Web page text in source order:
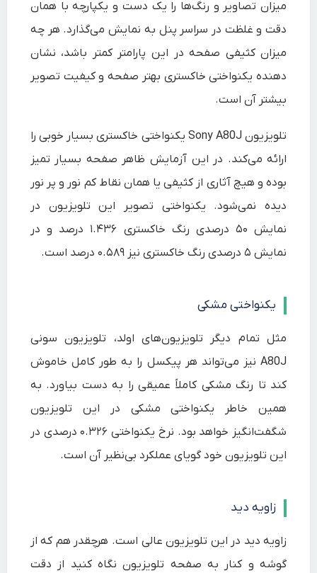
میزان تصاویر و رنگ‌ها را یک دست و یکپارچه با همان
دقت و غلظت در سراسر پنل به نمایش می‌گذارد. هر چه
میزان کثیفی صفحه در این پارامتر کمتر باشد، نشان
دهنده یکنواختی خاکستری بهتر صفحه و کیفیت تصویر
بیشتر آن است.
تلویزیون Sony A80J یکنواختی خاکستری بسیار خوبی را
ارائه می‌کند. در این آزمایش ظاهر صفحه بسیار تمیز
بوده و هیچ آثاری از کثیفی یا همان نقاط کم نور و پر نور
دیده نمی‌شود. یکنواختی تصویر این تلویزیون در
نمایش ۵۰ درصدی رنگ خاکستری ۱.۴۳۶ درصد و در
نمایش ۵ درصدی رنگ خاکستری نیز ۰.۵۸۹ درصد است.
یکنواختی مشکی
مثل تمام دیگر تلویزیون‌های اولد، تلویزیون سونی
A80J نیز می‌تواند هر پیکسل را به طور کامل خاموش
کند تا رنگ مشکی کاملاً عمیقی را به دست بیاورد. به
همین خاطر یکنواختی مشکی در این تلویزیون
شگفت‌انگیز خواهد بود. نرخ یکنواختی ۰.۳۲۶ درصدی در
این تلویزیون خود گویای عملکرد بی‌نظیر آن است.
زاویه دید
زاویه دید در این تلویزیون عالی است. هرچقدر هم که از
گوشه و کنار به صفحه تلویزیون نگاه کنید از دقت